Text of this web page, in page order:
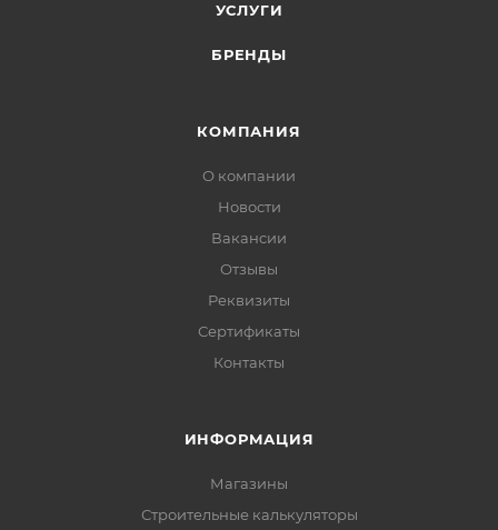
УСЛУГИ
БРЕНДЫ
КОМПАНИЯ
О компании
Новости
Вакансии
Отзывы
Реквизиты
Сертификаты
Контакты
ИНФОРМАЦИЯ
Магазины
Строительные калькуляторы